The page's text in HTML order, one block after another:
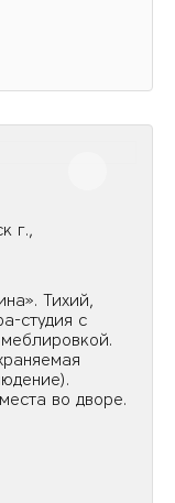
г.,
Тихий,
студия с
во дворе.